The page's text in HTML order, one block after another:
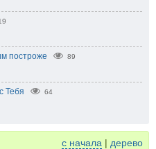
построже 89
Тебя 64
с начала | дерево